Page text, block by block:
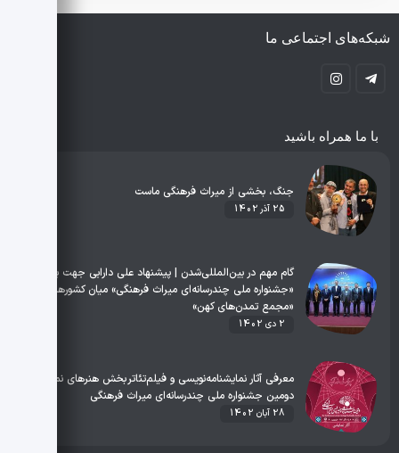
شبکه‌های اجتماعی ما
با ما همراه باشید
جنگ، بخشی از میراث فرهنگی ماست
25 آذر 1402
گام مهم در بین‌المللی‌شدن | پیشنهاد علی دارابی جهت برگزاری
«جشنواره ملی چندرسانه‌ای میراث فرهنگی» میان کشورهای عضو
«مجمع تمدن‌های کهن»
2 دی 1402
معرفی آثار نمایشنامه‌نویسی و فیلم‌تئاتر بخش هنرهای نمایشی
دومین جشنواره ملی چندرسانه‌ای میراث فرهنگی
28 آبان 1402